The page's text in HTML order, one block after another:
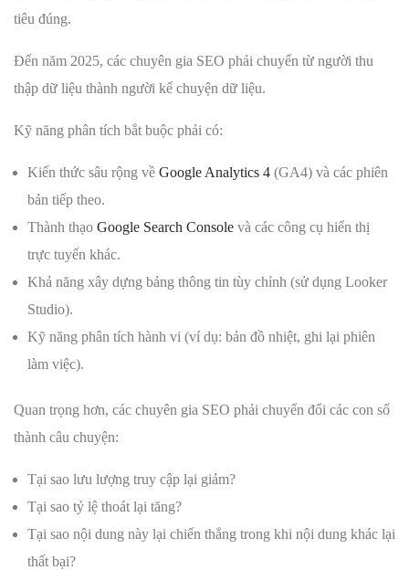
tiêu đúng.
Đến năm 2025, các chuyên gia SEO phải chuyển từ người thu
thập dữ liệu thành người kể chuyện dữ liệu.
Kỹ năng phân tích bắt buộc phải có:
Kiến thức sâu rộng về Google Analytics 4 (GA4) và các phiên
bản tiếp theo.
Thành thạo Google Search Console và các công cụ hiển thị
trực tuyến khác.
Khả năng xây dựng bảng thông tin tùy chỉnh (sử dụng Looker
Studio).
Kỹ năng phân tích hành vi (ví dụ: bản đồ nhiệt, ghi lại phiên
làm việc).
Quan trọng hơn, các chuyên gia SEO phải chuyển đổi các con số
thành câu chuyện:
Tại sao lưu lượng truy cập lại giảm?
Tại sao tỷ lệ thoát lại tăng?
Tại sao nội dung này lại chiến thắng trong khi nội dung khác lại
thất bại?